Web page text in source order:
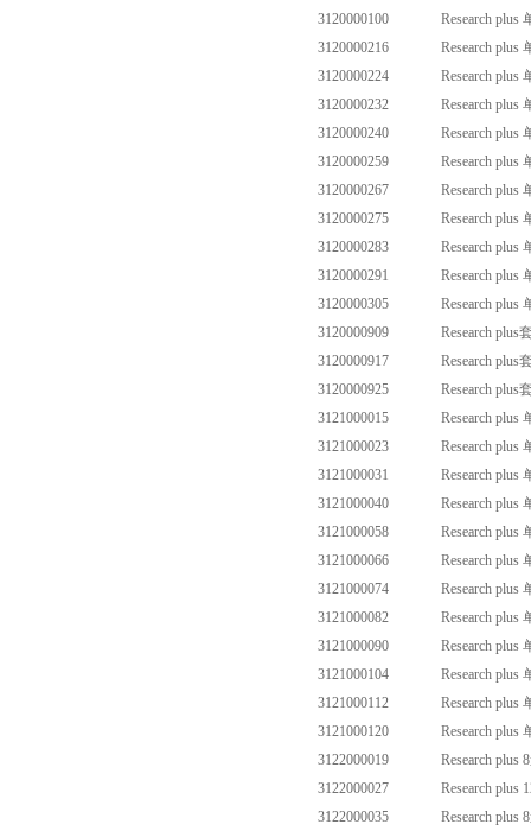
3120000100
Research plus
3120000216
Research plus
3120000224
Research plus
3120000232
Research plus
3120000240
Research plus
3120000259
Research plus
3120000267
Research plus
3120000275
Research plus
3120000283
Research plus
3120000291
Research plus
3120000305
Research plus
3120000909
Research plus
3120000917
Research plus
3120000925
Research plus
3121000015
Research plus
3121000023
Research plus
3121000031
Research plus
3121000040
Research plus
3121000058
Research plus
3121000066
Research plus
3121000074
Research plus
3121000082
Research plus
3121000090
Research plus
3121000104
Research plus
3121000112
Research plus
3121000120
Research plus
3122000019
Research plus 8
3122000027
Research plus
3122000035
Research plus 8